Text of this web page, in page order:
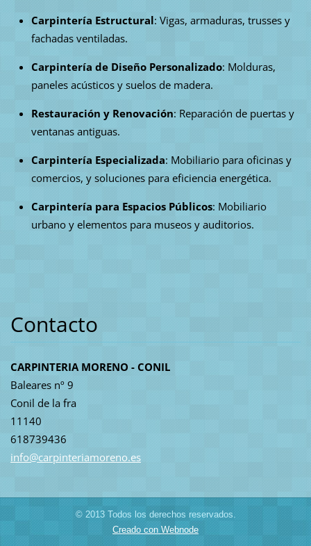
Carpintería Estructural: Vigas, armaduras, trusses y
fachadas ventiladas.
Carpintería de Diseño Personalizado: Molduras,
paneles acústicos y suelos de madera.
Restauración y Renovación: Reparación de puertas y
ventanas antiguas.
Carpintería Especializada: Mobiliario para oficinas y
comercios, y soluciones para eficiencia energética.
Carpintería para Espacios Públicos: Mobiliario
urbano y elementos para museos y auditorios.
Contacto
CARPINTERIA MORENO - CONIL
Baleares nº 9
Conil de la fra
11140
618739436
info@carpinteriamoreno.es
© 2013 Todos los derechos reservados.
Creado con Webnode